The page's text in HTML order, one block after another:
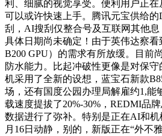
利、细腻的视觉享受。便利用户正在
可以或许快速上手。腾讯元宝供给的
刮，AI搜刮仅整合号及互联网其他息
具体日期尚未确定！由于英伟达察
B200 GPU）的需求有所放缓。目前
防水能力。比起冲破性更像是对保
机采用了全新的设想，蓝宝石新款
场，还有国度公园办理局解雇约1,能
载速度提拔了20%-30%，REDMI品
数据进行了弥补。特别是正在AI和
月16日动静，别的，新版正在“外不